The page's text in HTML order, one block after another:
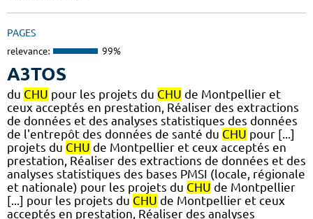
PAGES
relevance: 99%
A3TOS
du CHU pour les projets du CHU de Montpellier et
ceux acceptés en prestation, Réaliser des extractions
de données et des analyses statistiques des données
de l'entrepôt des données de santé du CHU pour [...]
projets du CHU de Montpellier et ceux acceptés en
prestation, Réaliser des extractions de données et des
analyses statistiques des bases PMSI (locale, régionale
et nationale) pour les projets du CHU de Montpellier
[...] pour les projets du CHU de Montpellier et ceux
acceptés en prestation, Réaliser des analyses